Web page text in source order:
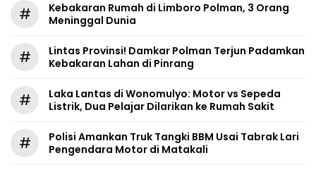
#
Kebakaran Rumah di Limboro Polman, 3 Orang
Meninggal Dunia
#
Lintas Provinsi! Damkar Polman Terjun Padamkan
Kebakaran Lahan di Pinrang
#
Laka Lantas di Wonomulyo: Motor vs Sepeda
Listrik, Dua Pelajar Dilarikan ke Rumah Sakit
#
Polisi Amankan Truk Tangki BBM Usai Tabrak Lari
Pengendara Motor di Matakali